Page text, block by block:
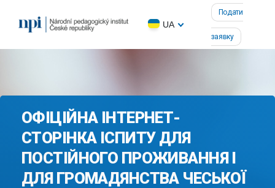
UA
Подати
заявку
ОФІЦІЙНА ІНТЕРНЕТ-
СТОРІНКА ІСПИТУ ДЛЯ
ПОСТІЙНОГО ПРОЖИВАННЯ І
ДЛЯ ГРОМАДЯНСТВА ЧЕСЬКОЇ